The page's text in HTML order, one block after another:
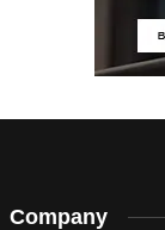
Company